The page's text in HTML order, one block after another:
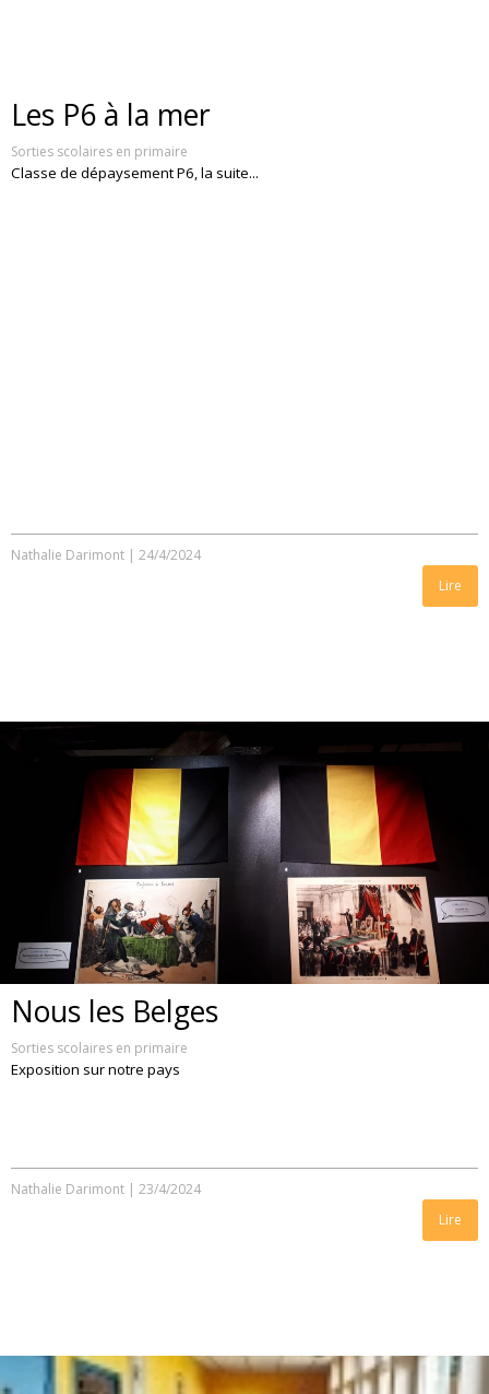
Les P6 à la mer
Sorties scolaires en primaire
Classe de dépaysement P6, la suite...
Nathalie Darimont | 24/4/2024
Lire
Nous les Belges
Sorties scolaires en primaire
Exposition sur notre pays
Nathalie Darimont | 23/4/2024
Lire